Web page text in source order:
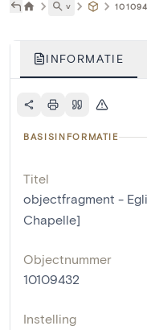
˅
INFORMATIE
BASISINFORMATIE
Titel
objectfragment -
Chapelle]
Objectnummer
10109432
Instelling